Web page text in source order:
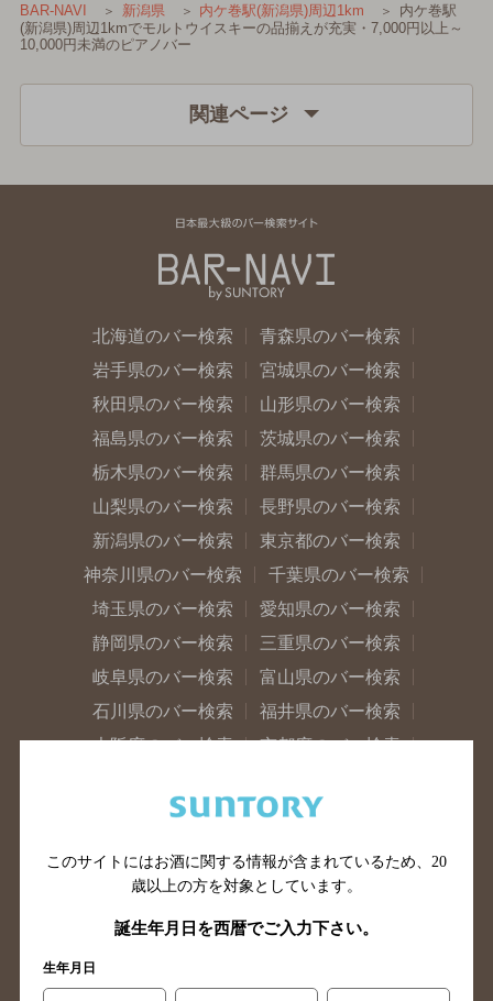
BAR-NAVI 新潟県 内ケ巻駅(新潟県)周辺1km
内ケ巻駅
(新潟県)周辺1kmでモルトウイスキーの品揃えが充実・7,000円以上～
10,000円未満のピアノバー
関連ページ
北海道のバー検索
青森県のバー検索
岩手県のバー検索
宮城県のバー検索
秋田県のバー検索
山形県のバー検索
福島県のバー検索
茨城県のバー検索
栃木県のバー検索
群馬県のバー検索
山梨県のバー検索
長野県のバー検索
新潟県のバー検索
東京都のバー検索
神奈川県のバー検索
千葉県のバー検索
埼玉県のバー検索
愛知県のバー検索
静岡県のバー検索
三重県のバー検索
岐阜県のバー検索
富山県のバー検索
石川県のバー検索
福井県のバー検索
大阪府のバー検索
京都府のバー検索
滋賀県のバー検索
和歌山県のバー検索
山口県のバー検索
鳥取県のバー検索
島根県のバー検索
徳島県のバー検索
高知県のバー検索
福岡県のバー検索
このサイトにはお酒に関する情報が含まれているため、 20
歳以上の方を対象としています。
誕生年月日を西暦でご入力下さい。
生年月日